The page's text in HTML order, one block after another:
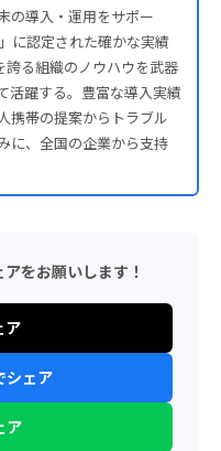
の導入・運用をサポー
に認定された確かな実績
誇る組織のノウハウを武器
活躍する。豊富な導入実績
携帯の提案からトラブル
に、全国の企業から支持
をお願いします！
ア
ェア
ア